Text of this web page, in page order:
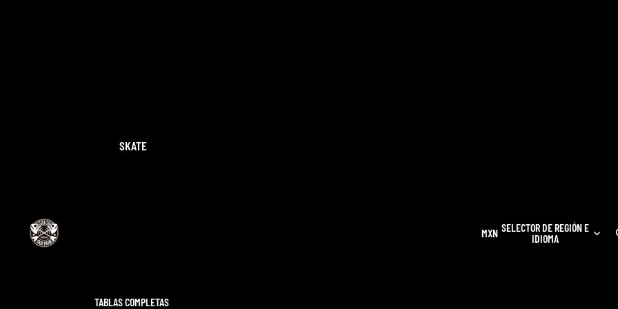
SKATE
TABLAS COMPLETAS
MXN SELECTOR DE REGIÓN E
IDIOMA